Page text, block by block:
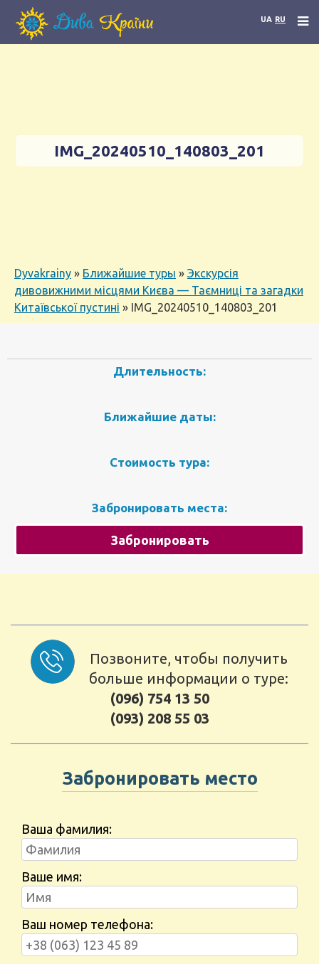
UA RU
IMG_20240510_140803_201
Dyvakrainy » Ближайшие туры » Экскурсія
дивовижними місцями Києва — Таємниці та загадки
Китаївської пустині » IMG_20240510_140803_201
Длительность:
Ближайшие даты:
Стоимость тура:
Забронировать места:
Забронировать
Позвоните, чтобы получить
больше информации о туре:
(096) 754 13 50
(093) 208 55 03
Забронировать место
Ваша фамилия:
Ваше имя:
Ваш номер телефона: